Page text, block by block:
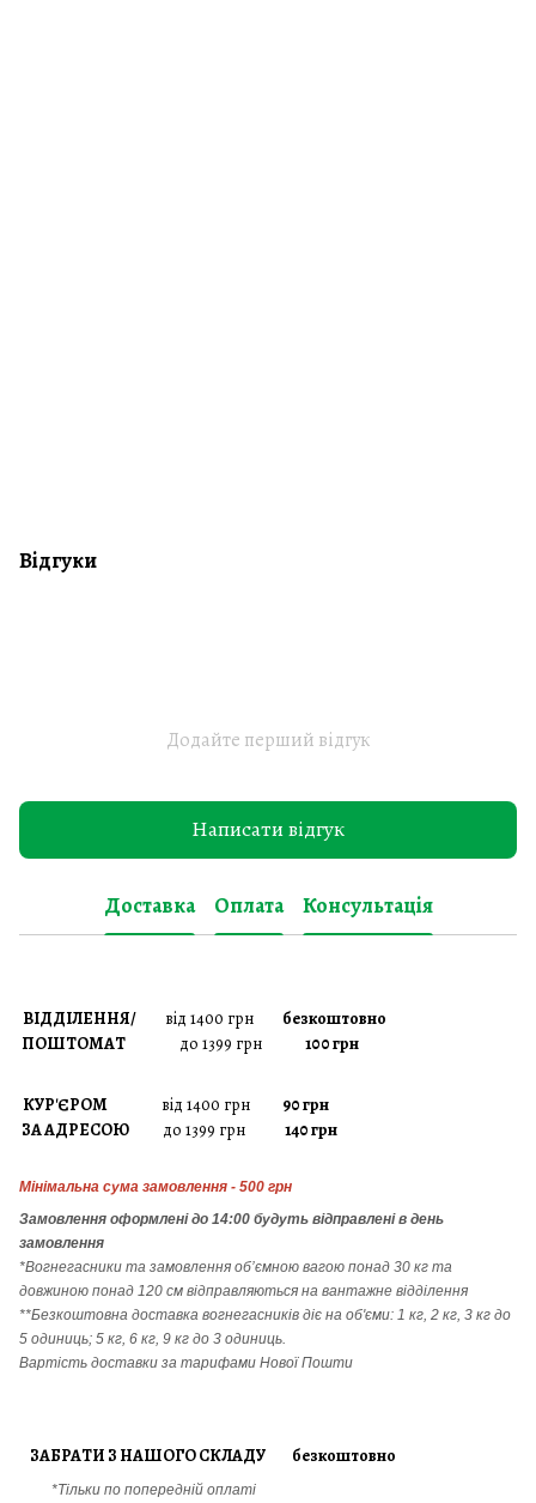
Відгуки
Додайте перший відгук
Написати відгук
Доставка Оплата Консультація
ВІДДІЛЕННЯ/ від 1400 грн безкоштовно
ПОШТОМАТ до 1399 грн 100 грн
КУР'ЄРОМ від 1400 грн 90 грн
ЗА АДРЕСОЮ до 1399 грн 140 грн
Мінімальна сума замовлення - 500 грн
Замовлення оформлені до 14:00 будуть відправлені в день
замовлення
*Вогнегасники та замовлення об’ємною вагою понад 30 кг та
довжиною понад 120 см відправляються на вантажне відділення
**Безкоштовна доставка вогнегасників діє на об'єми: 1 кг, 2 кг, 3 кг до
5 одиниць; 5 кг, 6 кг, 9 кг до 3 одиниць.
Вартість доставки за тарифами Нової Пошти
ЗАБРАТИ З НАШОГО СКЛАДУ безкоштовно
*Тільки по попередній оплаті